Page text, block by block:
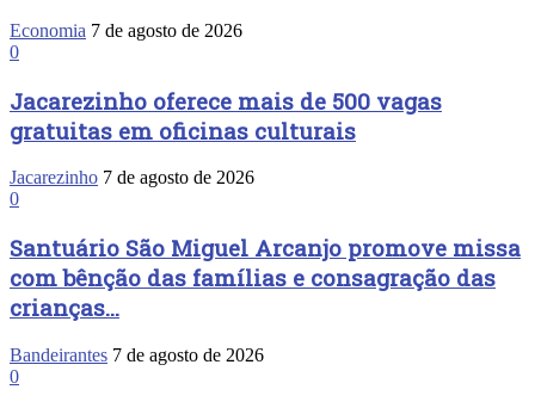
Economia 7 de agosto de 2026
0
Jacarezinho oferece mais de 500 vagas
gratuitas em oficinas culturais
Jacarezinho 7 de agosto de 2026
0
Santuário São Miguel Arcanjo promove missa
com bênção das famílias e consagração das
crianças...
Bandeirantes 7 de agosto de 2026
0